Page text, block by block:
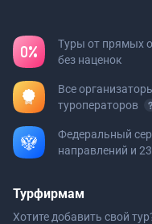
Туры от прямых
без наценок
Все
туроператоров
Федеральный
направлений и
Турфирмам
Хотите добавить свой